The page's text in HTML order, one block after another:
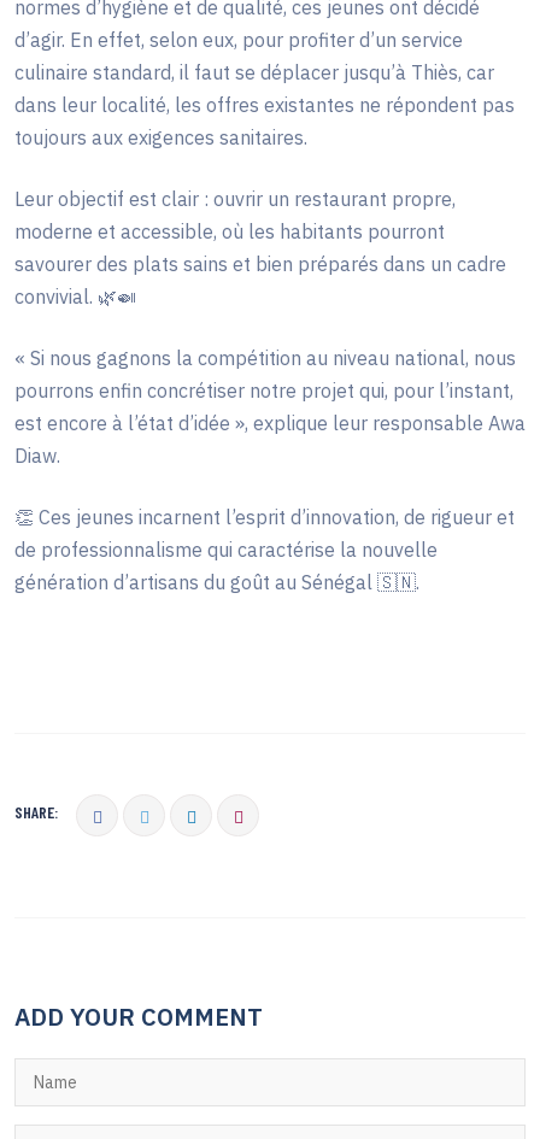
normes d’hygiène et de qualité, ces jeunes ont décidé
d’agir. En effet, selon eux, pour profiter d’un service
culinaire standard, il faut se déplacer jusqu’à Thiès, car
dans leur localité, les offres existantes ne répondent pas
toujours aux exigences sanitaires.
Leur objectif est clair : ouvrir un restaurant propre,
moderne et accessible, où les habitants pourront
savourer des plats sains et bien préparés dans un cadre
convivial. 🌿🍛
« Si nous gagnons la compétition au niveau national, nous
pourrons enfin concrétiser notre projet qui, pour l’instant,
est encore à l’état d’idée », explique leur responsable Awa
Diaw.
👏 Ces jeunes incarnent l’esprit d’innovation, de rigueur et
de professionnalisme qui caractérise la nouvelle
génération d’artisans du goût au Sénégal 🇸🇳.
SHARE:
ADD YOUR COMMENT